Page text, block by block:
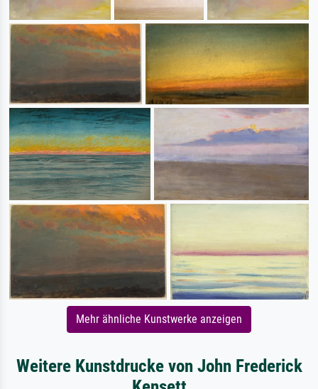
Mehr ähnliche Kunstwerke anzeigen
Weitere Kunstdrucke von John Frederick